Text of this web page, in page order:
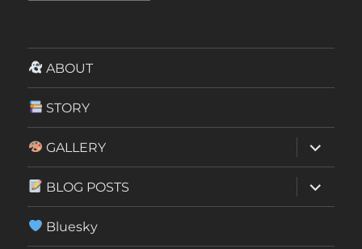
イ
ABOUT
STORY
GALLERY
サ
ブ
メ
ニ
ュ
ー
BLOG POSTS
サ
ブ
メ
Bluesky